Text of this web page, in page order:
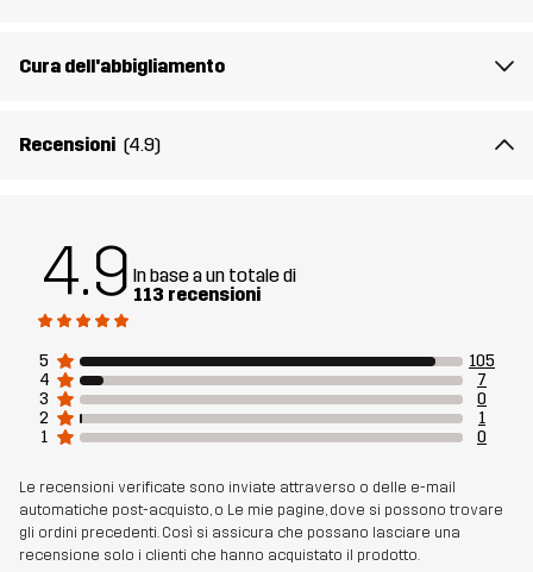
Cura dell'abbigliamento
Recensioni (4.9)
4.9 In base a un totale di
113 recensioni
5
105
4
7
3
0
2
1
1
0
Le recensioni verificate sono inviate attraverso o delle e-mail
automatiche post-acquisto, o Le mie pagine, dove si possono trovare
gli ordini precedenti. Così si assicura che possano lasciare una
recensione solo i clienti che hanno acquistato il prodotto.